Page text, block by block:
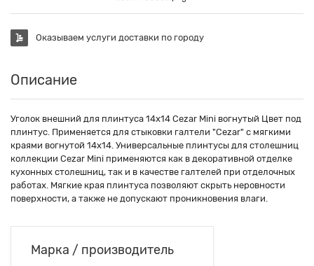
Оказываем услуги доставки по городу
Описание
Уголок внешний для плинтуса 14х14 Cezar Mini вогнутый Цвет под
плинтус. Применяется для стыковки галтели "Cezar" с мягкими
краями вогнутой 14x14. Универсальные плинтусы для столешниц
коллекции Cezar Mini применяются как в декоративной отделке
кухонных столешниц, так и в качестве галтелей при отделочных
работах. Мягкие края плинтуса позволяют скрыть неровности
поверхности, а также не допускают проникновения влаги.
Марка / производитель